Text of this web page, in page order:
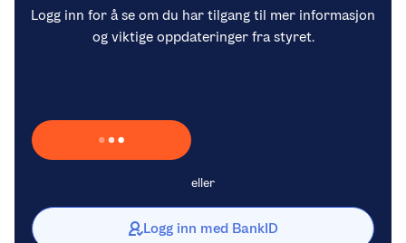
Logg inn for å se om du har tilgang til mer informasjon
og viktige oppdateringer fra styret.
Laster inn Vipps …
eller
Logg inn med BankID